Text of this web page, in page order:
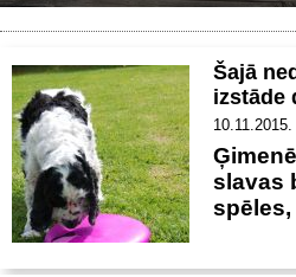
Šajā
izstāde
10.11.2015.
slavas